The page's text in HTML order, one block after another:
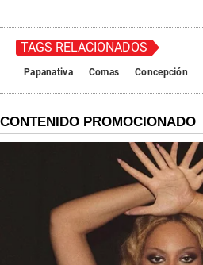
TAGS RELACIONADOS
Papanativa Comas Concepción